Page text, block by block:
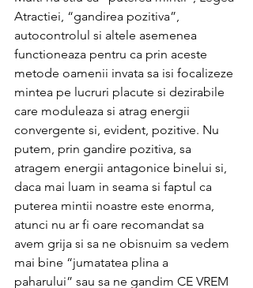
Atractiei, “gandirea pozitiva”,
autocontrolul si altele asemenea
functioneaza pentru ca prin aceste
metode oamenii invata sa isi focalizeze
mintea pe lucruri placute si dezirabile
care moduleaza si atrag energii
convergente si, evident, pozitive. Nu
putem, prin gandire pozitiva, sa
atragem energii antagonice binelui si,
daca mai luam in seama si faptul ca
puterea mintii noastre este enorma,
atunci nu ar fi oare recomandat sa
avem grija si sa ne obisnuim sa vedem
mai bine “jumatatea plina a
paharului” sau sa ne gandim CE VREM